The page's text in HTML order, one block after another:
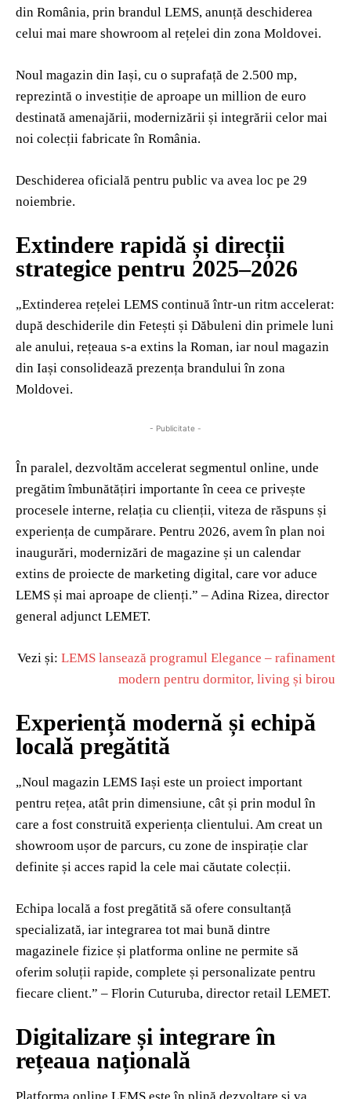
din România, prin brandul LEMS, anunță deschiderea
celui mai mare showroom al rețelei din zona Moldovei.
Noul magazin din Iași, cu o suprafață de 2.500 mp,
reprezintă o investiție de aproape un million de euro
destinată amenajării, modernizării și integrării celor mai
noi colecții fabricate în România.
Deschiderea oficială pentru public va avea loc pe 29
noiembrie.
Extindere rapidă și direcții
strategice pentru 2025–2026
„Extinderea rețelei LEMS continuă într-un ritm accelerat:
după deschiderile din Fetești și Dăbuleni din primele luni
ale anului, rețeaua s-a extins la Roman, iar noul magazin
din Iași consolidează prezența brandului în zona
Moldovei.
- Publicitate -
În paralel, dezvoltăm accelerat segmentul online, unde
pregătim îmbunătățiri importante în ceea ce privește
procesele interne, relația cu clienții, viteza de răspuns și
experiența de cumpărare. Pentru 2026, avem în plan noi
inaugurări, modernizări de magazine și un calendar
extins de proiecte de marketing digital, care vor aduce
LEMS și mai aproape de clienți.” – Adina Rizea, director
general adjunct LEMET.
Vezi și: LEMS lansează programul Elegance – rafinament
modern pentru dormitor, living și birou
Experiență modernă și echipă
locală pregătită
„Noul magazin LEMS Iași este un proiect important
pentru rețea, atât prin dimensiune, cât și prin modul în
care a fost construită experiența clientului. Am creat un
showroom ușor de parcurs, cu zone de inspirație clar
definite și acces rapid la cele mai căutate colecții.
Echipa locală a fost pregătită să ofere consultanță
specializată, iar integrarea tot mai bună dintre
magazinele fizice și platforma online ne permite să
oferim soluții rapide, complete și personalizate pentru
fiecare client.” – Florin Cuturuba, director retail LEMET.
Digitalizare și integrare în
rețeaua națională